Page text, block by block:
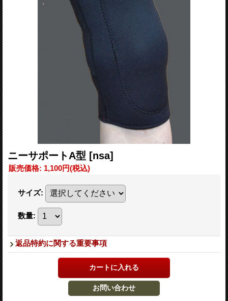
ニーサポートA型 [nsa]
販売価格: 1,100円(税込)
サイズ:
数量:
返品特約に関する重要事項